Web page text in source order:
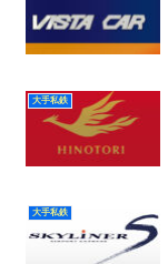
大手私鉄
大手私鉄